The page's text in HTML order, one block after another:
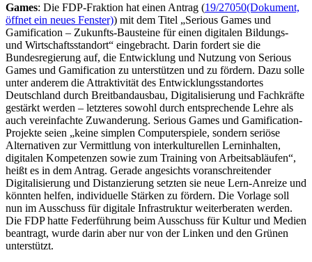
Games: Die FDP-Fraktion hat einen Antrag (19/27050(Dokument,
öffnet ein neues Fenster)) mit dem Titel „Serious Games und
Gamification – Zukunfts-Bausteine für einen digitalen Bildungs-
und Wirtschaftsstandort“ eingebracht. Darin fordert sie die
Bundesregierung auf, die Entwicklung und Nutzung von Serious
Games und Gamification zu unterstützen und zu fördern. Dazu solle
unter anderem die Attraktivität des Entwicklungsstandortes
Deutschland durch Breitbandausbau, Digitalisierung und Fachkräfte
gestärkt werden – letzteres sowohl durch entsprechende Lehre als
auch vereinfachte Zuwanderung. Serious Games und Gamification-
Projekte seien „keine simplen Computerspiele, sondern seriöse
Alternativen zur Vermittlung von interkulturellen Lerninhalten,
digitalen Kompetenzen sowie zum Training von Arbeitsabläufen“,
heißt es in dem Antrag. Gerade angesichts voranschreitender
Digitalisierung und Distanzierung setzten sie neue Lern-Anreize und
könnten helfen, individuelle Stärken zu fördern. Die Vorlage soll
nun im Ausschuss für digitale Infrastruktur weiterberaten werden.
Die FDP hatte Federführung beim Ausschuss für Kultur und Medien
beantragt, wurde darin aber nur von der Linken und den Grünen
unterstützt.